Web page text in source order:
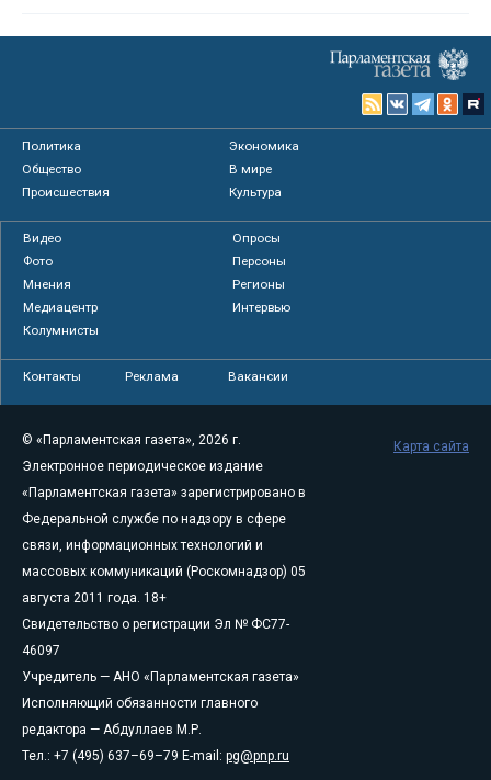
Политика
Экономика
Общество
В мире
Происшествия
Культура
Видео
Опросы
Фото
Персоны
Мнения
Регионы
Медиацентр
Интервью
Колумнисты
Контакты Реклама Вакансии
© «Парламентская газета», 2026 г.
Электронное периодическое издание
«Парламентская газета» зарегистрировано в
Федеральной службе по надзору в сфере
связи, информационных технологий и
массовых коммуникаций (Роскомнадзор) 05
августа 2011 года. 18+
Свидетельство о регистрации Эл № ФС77-
46097
Учредитель — АНО «Парламентская газета»
Исполняющий обязанности главного
редактора — Абдуллаев М.Р.
Тел.: +7 (495) 637–69–79 E-mail: pg@pnp.ru
Карта сайта